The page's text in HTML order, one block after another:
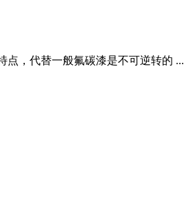
，代替一般氟碳漆是不可逆转的 ...